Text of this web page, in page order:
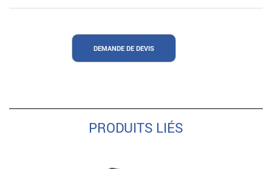
DEMANDE DE DEVIS
PRODUITS LIÉS